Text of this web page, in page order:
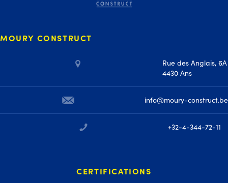
MOURY CONSTRUCT
Rue des Anglais, 6A
4430 Ans
info@moury-construct.be
+32-4-344-72-11
CERTIFICATIONS